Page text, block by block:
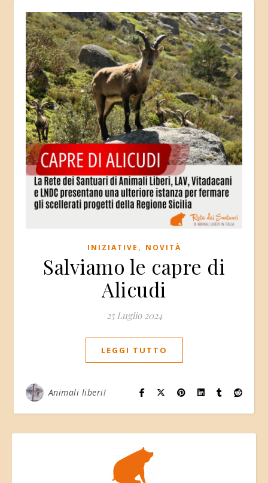
INIZIATIVE , NOVITÀ
Salviamo le capre di
Alicudi
25 Luglio 2024
LEGGI TUTTO
Animali liberi!